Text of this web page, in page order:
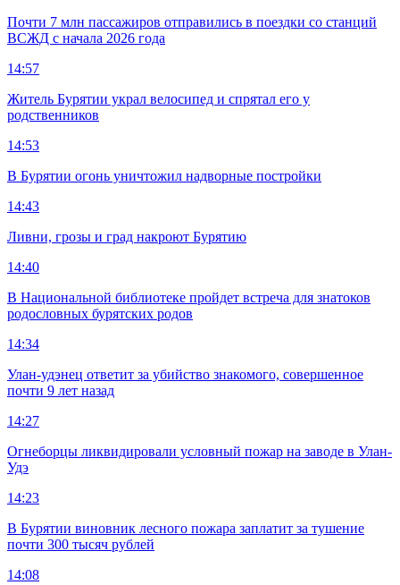
Почти 7 млн пассажиров отправились в поездки со станций
ВСЖД с начала 2026 года
14:57
Житель Бурятии украл велосипед и спрятал его у
родственников
14:53
В Бурятии огонь уничтожил надворные постройки
14:43
Ливни, грозы и град накроют Бурятию
14:40
В Национальной библиотеке пройдет встреча для знатоков
родословных бурятских родов
14:34
Улан-удэнец ответит за убийство знакомого, совершенное
почти 9 лет назад
14:27
Огнеборцы ликвидировали условный пожар на заводе в Улан-
Удэ
14:23
В Бурятии виновник лесного пожара заплатит за тушение
почти 300 тысяч рублей
14:08